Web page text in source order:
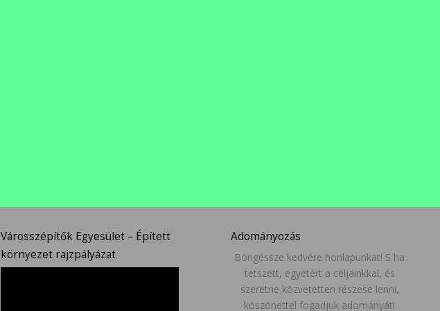
Városszépítők Egyesület – Épített
környezet rajzpályázat
Adományozás
Böngéssze kedvére honlapunkat! S ha
tetszett, egyetért a céljainkkal, és
szeretne közvetetten részese lenni,
köszönettel fogadjuk adományát!